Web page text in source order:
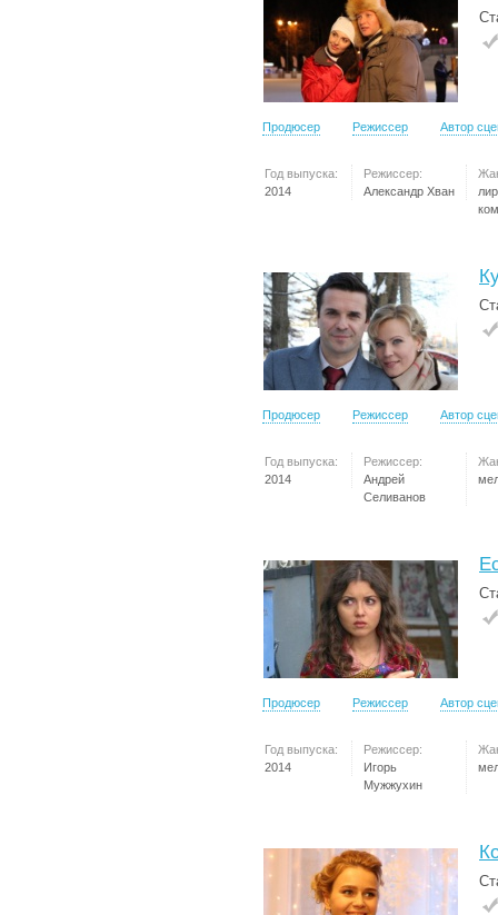
Продюсер Режиссер Автор
Год выпуска:
2014
Режиссер:
Александр Хван
Продюсер Режиссер Автор
Год выпуска:
2014
Режиссер:
Андрей
Селиванов
Продюсер Режиссер Автор
Год выпуска:
2014
Режиссер:
Игорь
Мужжухин